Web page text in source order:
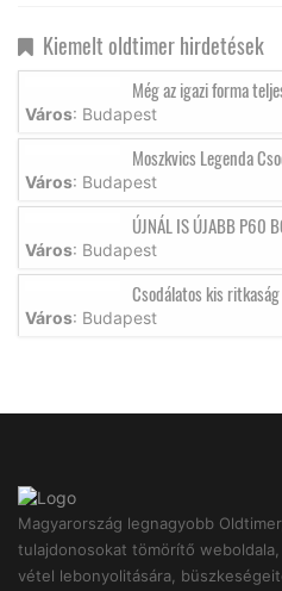
Kiemelt oldtimer hirdetések
Még az igazi forma
Város: Budapest
Moszkvics Legenda
Város: Budapest
ÚJNÁL IS ÚJABB P60
Város: Budapest
Csodálatos kis
Város: Budapest
Magyarország legnagyobb
tulajdonosokat tömörítő
vétel lebonyolitására,